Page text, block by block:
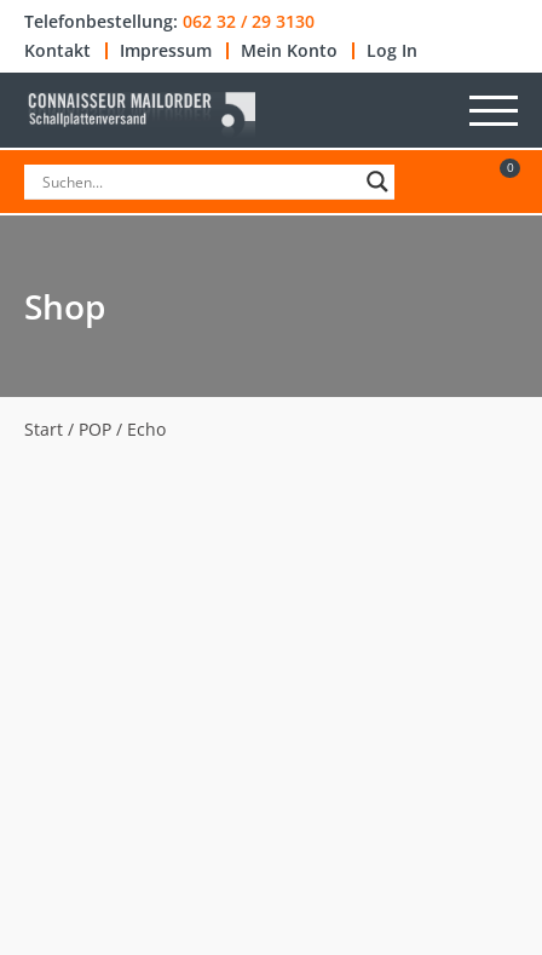
Telefonbestellung: 062 32 / 29 3130
Kontakt
Impressum Mein Konto Log In
0
Shop
Start / POP / Echo